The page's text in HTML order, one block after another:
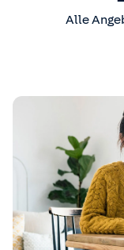
Alle